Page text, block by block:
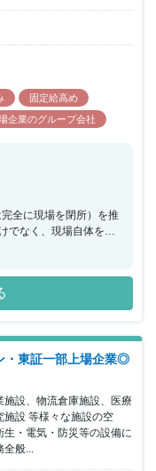
固定給高め
場企業のグループ会社
全に現場を閉所）を推
でなく、現場自体を閉
体の長時間労働改善の
就業環境を保っていま
・東証一部上場企業◎
施設、物流倉庫施設、医療
施設 等様々な施設の空
生・電気・防災等の設備に
全般...